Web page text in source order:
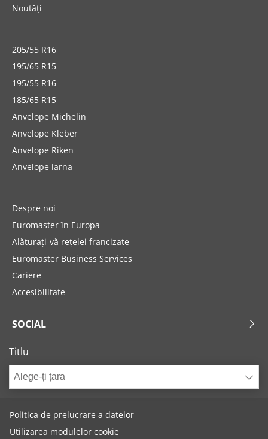
Noutăți
205/55 R16
195/65 R15
195/55 R16
185/65 R15
Anvelope Michelin
Anvelope Kleber
Anvelope Riken
Anvelope iarna
Despre noi
Euromaster în Europa
Alăturați-vă rețelei francizate
Euromaster Business Services
Cariere
Accesibilitate
SOCIAL
Titlu
Alege-ți țara
Politica de prelucrare a datelor
Utilizarea modulelor cookie